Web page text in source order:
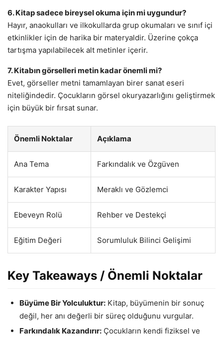
6. Kitap sadece bireysel okuma için mi uygundur?
Hayır, anaokulları ve ilkokullarda grup okumaları ve sınıf içi
etkinlikler için de harika bir materyaldir. Üzerine çokça
tartışma yapılabilecek alt metinler içerir.
7. Kitabın görselleri metin kadar önemli mi?
Evet, görseller metni tamamlayan birer sanat eseri
niteliğindedir. Çocukların görsel okuryazarlığını geliştirmek
için büyük bir fırsat sunar.
Önemli Noktalar Açıklama
Ana Tema Farkındalık ve Özgüven
Karakter Yapısı Meraklı ve Gözlemci
Ebeveyn Rolü Rehber ve Destekçi
Eğitim Değeri Sorumluluk Bilinci Gelişimi
Key Takeaways / Önemli Noktalar
Büyüme Bir Yolculuktur: Kitap, büyümenin bir sonuç
değil, her anı değerli bir süreç olduğunu vurgular.
Farkındalık Kazandırır: Çocukların kendi fiziksel ve